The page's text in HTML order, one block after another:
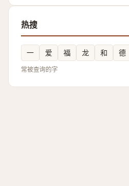
热搜
一 爱 福 龙 和 德
常被查询的字